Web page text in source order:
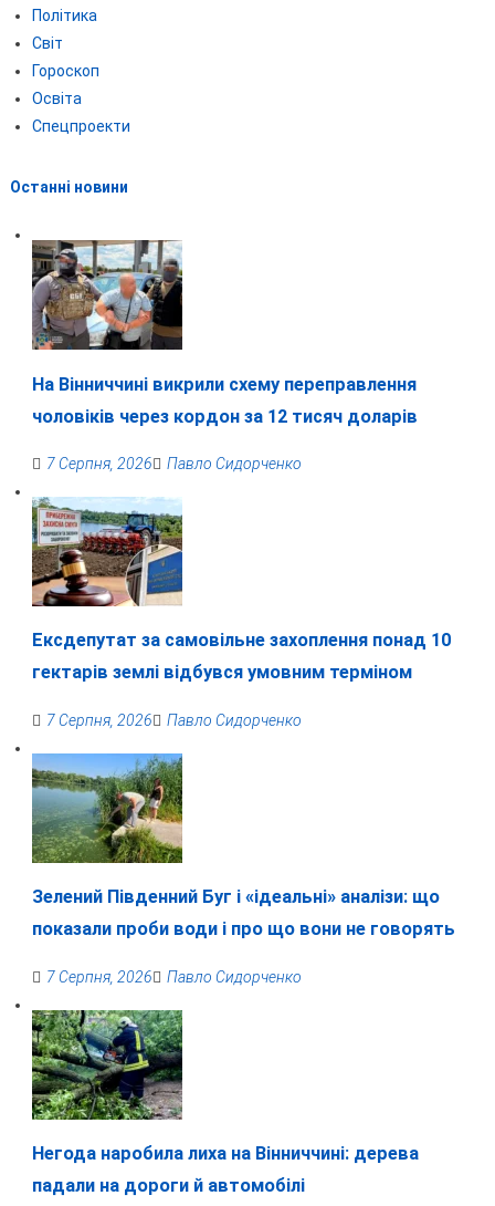
Політика
Світ
Гороскоп
Освіта
Спецпроекти
Останні новини
На Вінниччині викрили схему переправлення
чоловіків через кордон за 12 тисяч доларів
7 Серпня, 2026 Павло Сидорченко
Ексдепутат за самовільне захоплення понад 10
гектарів землі відбувся умовним терміном
7 Серпня, 2026 Павло Сидорченко
Зелений Південний Буг і «ідеальні» аналізи: що
показали проби води і про що вони не говорять
7 Серпня, 2026 Павло Сидорченко
Негода наробила лиха на Вінниччині: дерева
падали на дороги й автомобілі